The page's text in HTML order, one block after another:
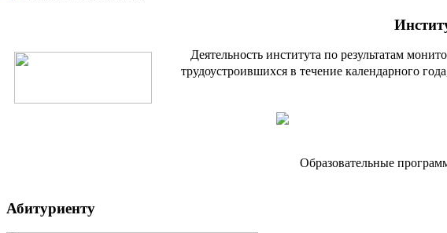
Деятельность института по результатам
трудоустроившихся в течение календарного
Образовательные
Абитуриенту